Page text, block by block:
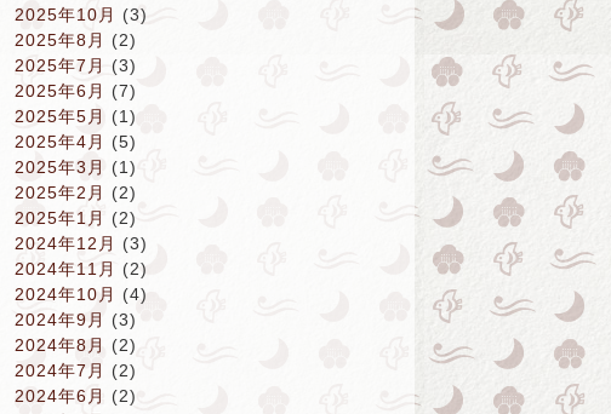
2025年10月
(3)
2025年8月 (2)
2025年7月 (3)
2025年6月 (7)
2025年5月
(1)
2025年4月
(5)
2025年3月 (1)
2025年2月 (2)
2025年1月
(2)
2024年12月
(3)
2024年11月
(2)
2024年10月 (4)
2024年9月
(3)
2024年8月
(2)
2024年7月
(2)
2024年6月
(2)